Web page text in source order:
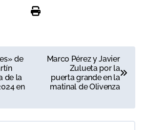
de
de la
en
Marco Pérez y Javier
Zulueta por la
puerta grande en la
matinal de Olivenza